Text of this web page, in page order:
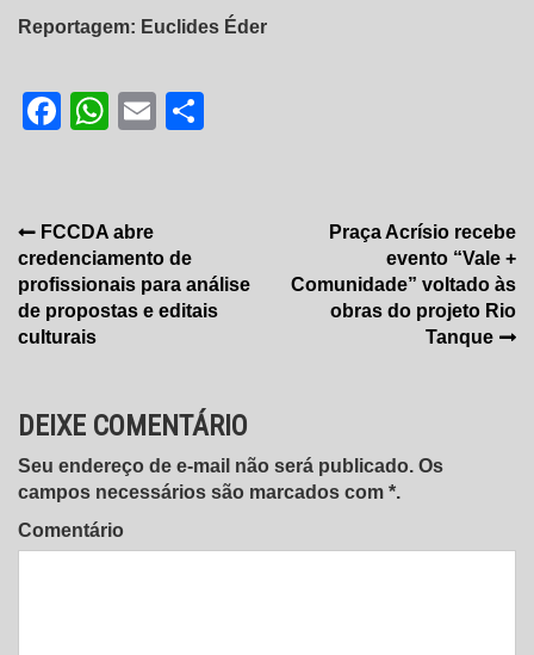
Reportagem: Euclides Éder
Facebook
WhatsApp
Email
Navegação
de
Post
FCCDA abre
credenciamento de
profissionais para análise
de propostas e editais
culturais
Praça Acrísio recebe
evento “Vale +
Comunidade” voltado às
obras do projeto Rio
Tanque
DEIXE COMENTÁRIO
Seu endereço de e-mail não será publicado. Os
campos necessários são marcados com *.
Comentário